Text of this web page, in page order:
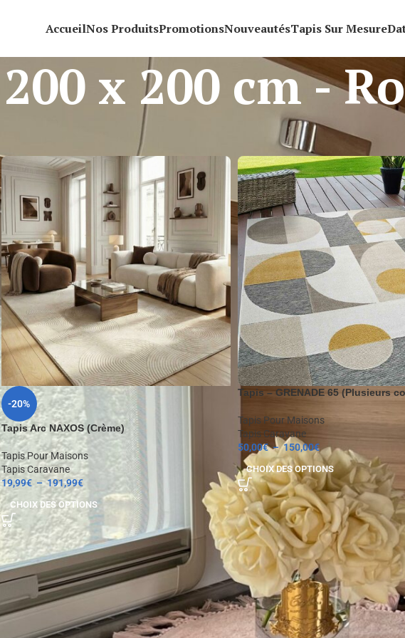
AccueilNos ProduitsPromotionsNouveautésTapis Sur Mesure
200 x 200 cm -
-20%
Tapis Arc NAXOS (Crème)
Tapis Pour Maisons
Tapis Caravane
19,99€ –191,99€
CHOIX DES OPTIONS
Tapis – GRENADE 65 (Plusieurs
Tapis Pour Maisons
Tapis Caravane
50,00€–150,00€
CHOIX DES OPTIONS